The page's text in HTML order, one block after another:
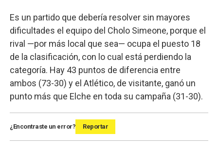
Es un partido que debería resolver sin mayores
dificultades el equipo del Cholo Simeone, porque el
rival —por más local que sea— ocupa el puesto 18
de la clasificación, con lo cual está perdiendo la
categoría. Hay 43 puntos de diferencia entre
ambos (73-30) y el Atlético, de visitante, ganó un
punto más que Elche en toda su campaña (31-30).
¿Encontraste un error? Reportar